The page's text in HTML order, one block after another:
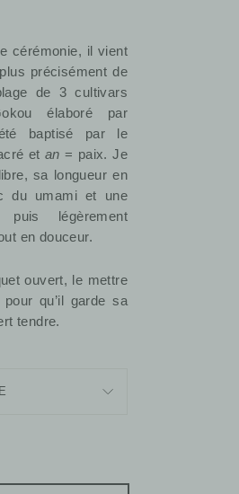
cérémonie, il vient
précisément de
de 3 cultivars
élaboré par
baptisé par le
et an = paix. Je
sa longueur en
du umami et une
légèrement
en douceur.
ouvert, le mettre
qu’il garde sa
tendre.